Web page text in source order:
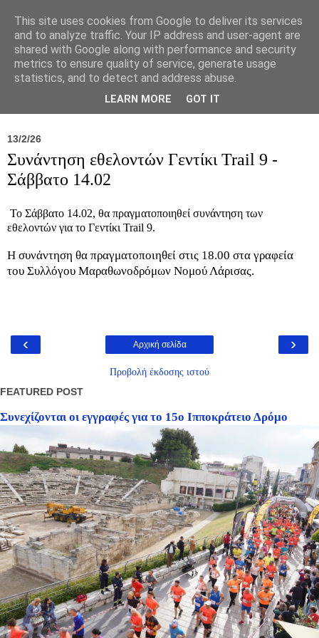
Σύλλογος Ιπποκράτειος
13/2/26
Συνάντηση εθελοντών Γεντίκι Trail 9 -
Σάββατο 14.02
Το Σάββατο 14.02, θα πραγματοποιηθεί συνάντηση των
εθελοντών για το Γεντίκι Trail 9.
H συνάντηση θα πραγματοποιηθεί στις 18.00 στα γραφεία
του Συλλόγου Μαραθωνοδρόμων Νομού Λάρισας.
‹ ›
Αρχική σελίδα
Προβολή έκδοσης ιστού
FEATURED POST
Συνεχίζονται οι εγγραφές για το 15ο Ιπποκράτειο Δρόμο
This site uses cookies from Google to deliver its services
and to analyze traffic. Your IP address and user-agent are
shared with Google along with performance and security
metrics to ensure quality of service, generate usage
statistics, and to detect and address abuse.
LEARN MORE GOT IT